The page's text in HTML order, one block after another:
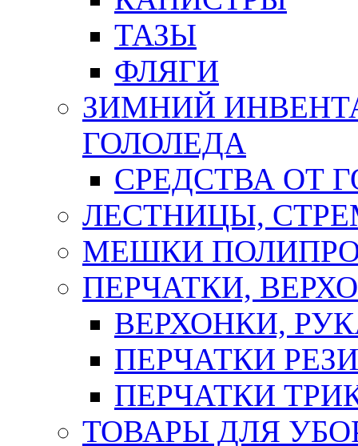
ТАЗЫ
ФЛЯГИ
ЗИМНИЙ
ГОЛОЛЕДА
СРЕДСТВА ОТ
ЛЕСТНИЦЫ,
МЕШКИ
ПЕРЧАТКИ,
ВЕРХОНКИ,
ПЕРЧАТКИ
ПЕРЧАТКИ
ТОВАРЫ ДЛЯ